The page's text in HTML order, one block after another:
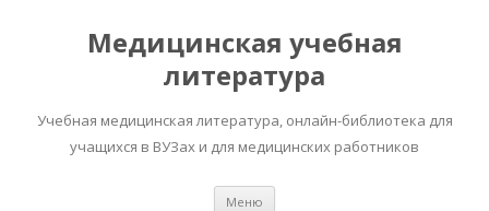
Медицинская учебная
литература
Учебная медицинская литература, онлайн-библиотека для
учащихся в ВУЗах и для медицинских работников
Меню